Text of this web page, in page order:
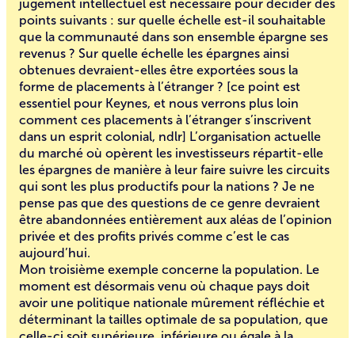
jugement intellectuel est nécessaire pour décider des
points suivants : sur quelle échelle est-il souhaitable
que la communauté dans son ensemble épargne ses
revenus ? Sur quelle échelle les épargnes ainsi
obtenues devraient-elles être exportées sous la
forme de placements à l’étranger ? [ce point est
essentiel pour Keynes, et nous verrons plus loin
comment ces placements à l’étranger s’inscrivent
dans un esprit colonial, ndlr] L’organisation actuelle
du marché où opèrent les investisseurs répartit-elle
les épargnes de manière à leur faire suivre les circuits
qui sont les plus productifs pour la nations ? Je ne
pense pas que des questions de ce genre devraient
être abandonnées entièrement aux aléas de l’opinion
privée et des profits privés comme c’est le cas
aujourd’hui.
Mon troisième exemple concerne la population. Le
moment est désormais venu où chaque pays doit
avoir une politique nationale mûrement réfléchie et
déterminant la tailles optimale de sa population, que